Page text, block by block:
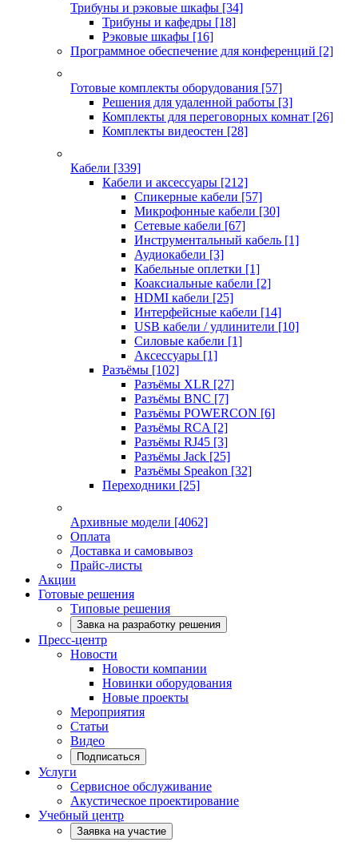
Трибуны и рэковые шкафы [34]
Трибуны и кафедры [18]
Рэковые шкафы [16]
Программное обеспечение для конференций [2]
Готовые комплекты оборудования [57]
Решения для удаленной работы [3]
Комплекты для переговорных комнат [26]
Комплекты видеостен [28]
Кабели [339]
Кабели и аксессуары [212]
Спикерные кабели [57]
Микрофонные кабели [30]
Сетевые кабели [67]
Инструментальный кабель [1]
Аудиокабели [3]
Кабельные оплетки [1]
Коаксиальные кабели [2]
HDMI кабели [25]
Интерфейсные кабели [14]
USB кабели / удлинители [10]
Силовые кабели [1]
Аксессуары [1]
Разъёмы [102]
Разъёмы XLR [27]
Разъёмы BNC [7]
Разъёмы POWERCON [6]
Разъёмы RCA [2]
Разъёмы RJ45 [3]
Разъёмы Jack [25]
Разъёмы Speakon [32]
Переходники [25]
Архивные модели [4062]
Оплата
Доставка и самовывоз
Прайс-листы
Акции
Готовые решения
Типовые решения
Завка на разработку решения
Пресс-центр
Новости
Новости компании
Новинки оборудования
Новые проекты
Мероприятия
Статьи
Видео
Подписаться
Услуги
Сервисное обслуживание
Акустическое проектирование
Учебный центр
Заявка на участие